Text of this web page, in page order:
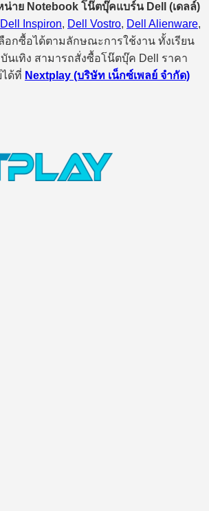
น่าย Notebook โน๊ตบุ๊คแบร์น Dell (เดลล์)
Dell Inspiron, Dell Vostro, Dell Alienware,
อกซื้อได้ตามลักษณะการใช้งาน ทั้งเรียน
นเทิง สามารถสั่งซื้อโน๊ตบุ๊ค Dell ราคา
ด้ที่ Nextplay (บริษัท เน็กซ์เพลย์ จำกัด)